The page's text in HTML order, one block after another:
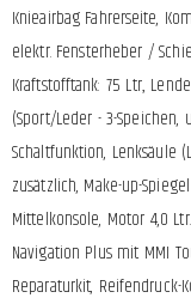
Knieairbag Fahrerseite,
elektr. Fensterheber /
Kraftstofftank: 75 Ltr.,
(Sport/Leder - 3-
Schaltfunktion, Lenksäule
zusätzlich, Make-up-
Mittelkonsole, Motor 4,0
Navigation Plus mit MMI
Reparaturkit, Reifendruck-